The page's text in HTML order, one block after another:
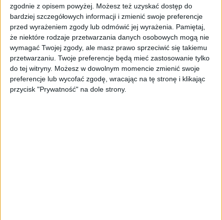
zgodnie z opisem powyżej. Możesz też uzyskać dostęp do
bardziej szczegółowych informacji i zmienić swoje preferencje
przed wyrażeniem zgody lub odmówić jej wyrażenia.
Pamiętaj,
że niektóre rodzaje przetwarzania danych osobowych mogą nie
wymagać Twojej zgody, ale masz prawo sprzeciwić się takiemu
przetwarzaniu. Twoje preferencje będą mieć zastosowanie tylko
do tej witryny. Możesz w dowolnym momencie zmienić swoje
preferencje lub wycofać zgodę, wracając na tę stronę i klikając
przycisk "Prywatność" na dole strony.
stanie stagnacji, co prowadzi do osłabienia
importu. Rząd w Pekinie planuje skorygować
sytuację, zachęcając do konsumpcji
wewnętrznej bardziej niż inwestycji
infrastrukturalnych, które obok eksportu były
dotąd bodźcem wzrostu gospodarczego.